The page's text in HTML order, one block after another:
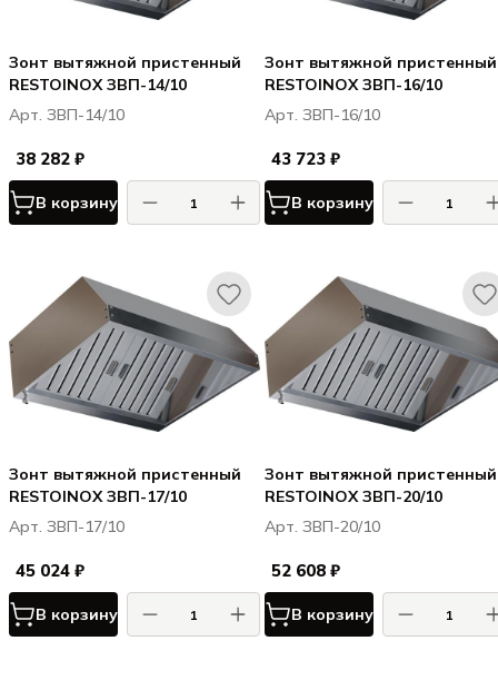
Зонт вытяжной пристенный
RESTOINOX ЗВП-14/10
Арт. ЗВП-14/10
38 282 ₽
В корзину
Зонт вытяжной пристенный
RESTOINOX ЗВП-16/10
Арт. ЗВП-16/10
43 723 ₽
В корзину
Зонт вытяжной пристенный
RESTOINOX ЗВП-17/10
Арт. ЗВП-17/10
45 024 ₽
В корзину
Зонт вытяжной пристенный
RESTOINOX ЗВП-20/10
Арт. ЗВП-20/10
52 608 ₽
В корзину